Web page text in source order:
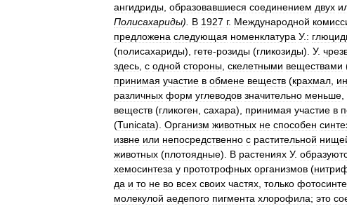
ангидриды образовавшиеся соединением двух
Полисахариды). В 1927 г. Международной
предложена следующая номенклатура У.:
(полисахариды), гете-розиды (гликозиды). У.
здесь с одной стороны скелетными веществами
принимая участие в обмене веществ (крахмал
различных форм углеводов значительно меньше
веществ (гликоген сахара), принимая участие в
(Tunicata). Организм животных не способен
извне или непосредственно с растительной
животных (плотоядные). В растениях У.
хемосинтеза у прототрофных организмов (
да и то не во всех своих частях только
молекулой аедепого пигмента хлорофила; это